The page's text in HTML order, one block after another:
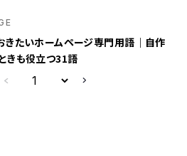
きたいホームページ専門用語｜自作
きも役立つ31語